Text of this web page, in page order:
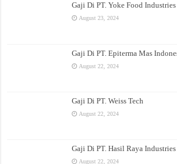
Gaji Di PT. Yoke Food
August 23, 2024
Gaji Di PT. Epiterma Mas
August 22, 2024
Gaji Di PT. Weiss Tech
August 22, 2024
Gaji Di PT. Hasil Raya Industries
August 22, 2024